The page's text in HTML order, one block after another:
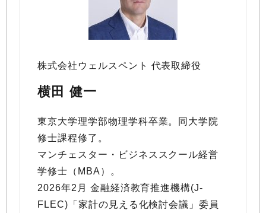
株式会社ウェルスペント 代表取締役
横田 健一
東京大学理学部物理学科卒業。同大学院
修士課程修了。
マンチェスター・ビジネススクール経営
学修士（MBA）。
2026年2月 金融経済教育推進機構(J-
FLEC)「家計の見える化検討会議」委員